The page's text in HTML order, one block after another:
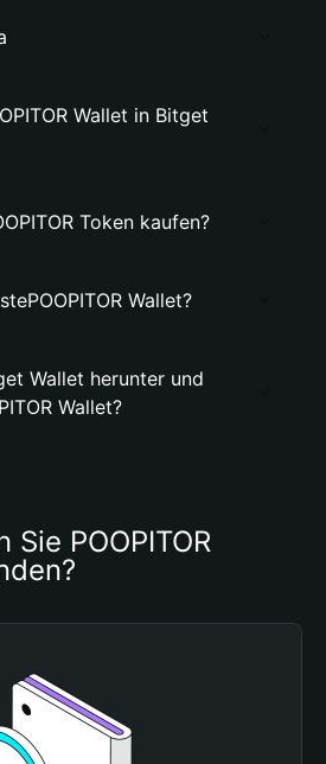
Wallet in Bitget
Token kaufen?
Wallet?
Wallet herunter und
Wallet?
POOPITOR